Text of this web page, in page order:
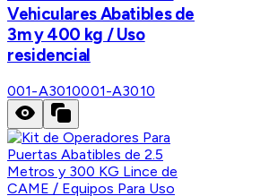
Vehiculares Abatibles de
3m y 400 kg / Uso
residencial
001-A3010001-A3010